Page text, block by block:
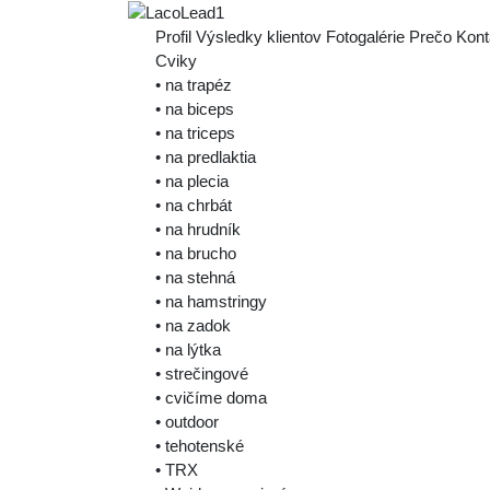
Profil Výsledky klientov Fotogalérie Prečo
Cviky
• na trapéz
• na biceps
• na triceps
• na predlaktia
• na plecia
• na chrbát
• na hrudník
• na brucho
• na stehná
• na hamstringy
• na zadok
• na lýtka
• strečingové
• cvičíme doma
• outdoor
• tehotenské
• TRX